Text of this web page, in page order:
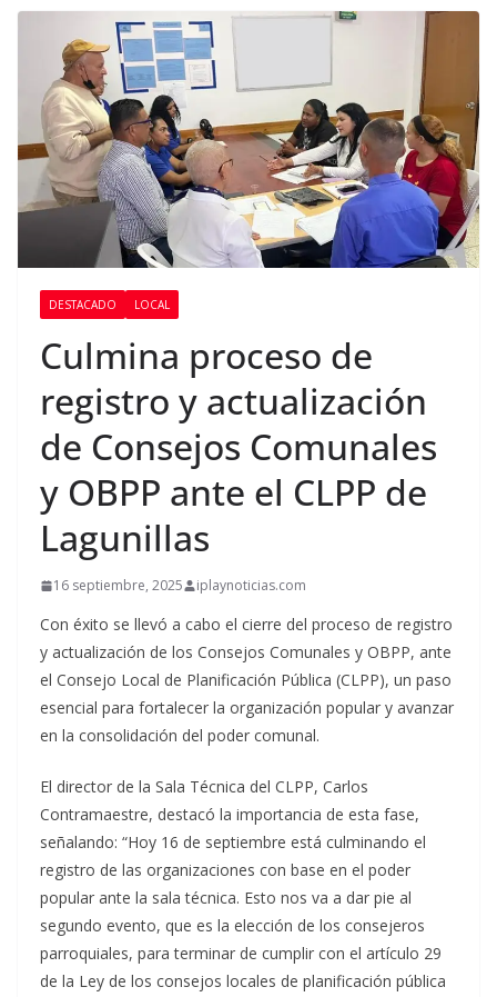
DESTACADO LOCAL
Culmina proceso de
registro y actualización
de Consejos Comunales
y OBPP ante el CLPP de
Lagunillas
16 septiembre, 2025 iplaynoticias.com
Con éxito se llevó a cabo el cierre del proceso de registro
y actualización de los Consejos Comunales y OBPP, ante
el Consejo Local de Planificación Pública (CLPP), un paso
esencial para fortalecer la organización popular y avanzar
en la consolidación del poder comunal.
El director de la Sala Técnica del CLPP, Carlos
Contramaestre, destacó la importancia de esta fase,
señalando: “Hoy 16 de septiembre está culminando el
registro de las organizaciones con base en el poder
popular ante la sala técnica. Esto nos va a dar pie al
segundo evento, que es la elección de los consejeros
parroquiales, para terminar de cumplir con el artículo 29
de la Ley de los consejos locales de planificación pública